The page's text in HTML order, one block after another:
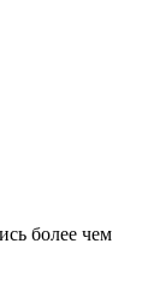
более чем